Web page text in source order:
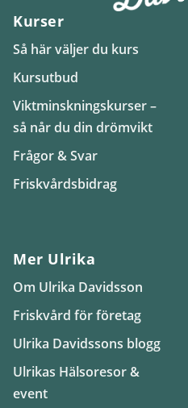
Kurser
Så här väljer du kurs
Kursutbud
Viktminskningskurser –
så når du din drömvikt
Frågor & Svar
Friskvårdsbidrag
Mer Ulrika
Om Ulrika Davidsson
Friskvård för företag
Ulrika Davidssons blogg
Ulrikas Hälsoresor &
event